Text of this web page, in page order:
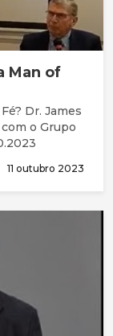
Man of
Dr. James
o Grupo
11 outubro 2023